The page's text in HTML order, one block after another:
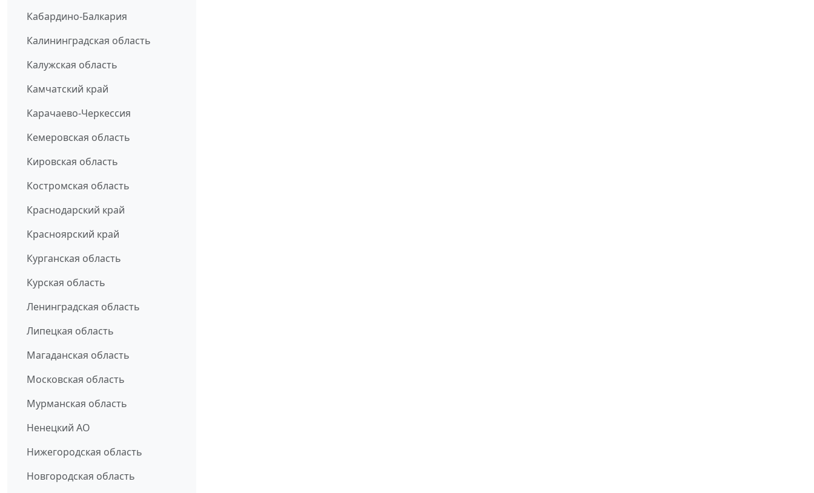
Кабардино-Балкария
Калининградская область
Калужская область
Камчатский край
Карачаево-Черкессия
Кемеровская область
Кировская область
Костромская область
Краснодарский край
Красноярский край
Курганская область
Курская область
Ленинградская область
Липецкая область
Магаданская область
Московская область
Мурманская область
Ненецкий АО
Нижегородская область
Новгородская область